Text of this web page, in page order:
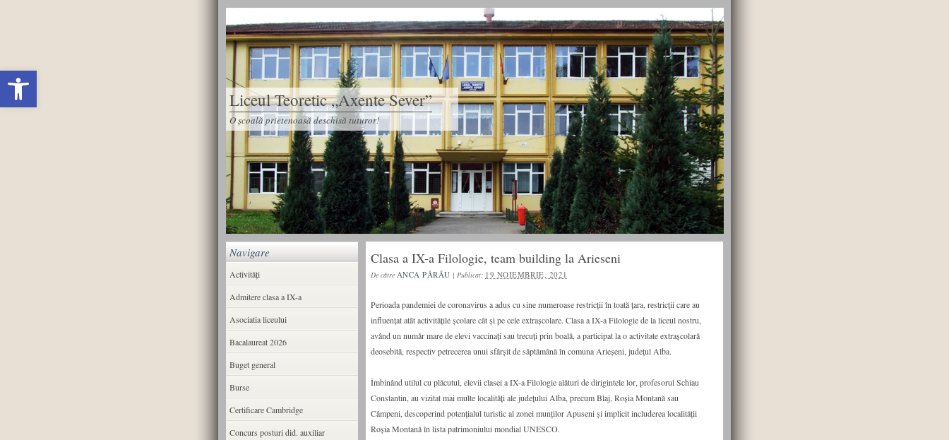
Deschide bara de unelte
Liceul Teoretic „Axente Sever”
O școală prietenoasă deschisă tuturor!
Clasa a IX-a Filologie, team building la Arieseni
De către ANCA PĂRĂU | Publicat: 19 NOIEMBRIE, 2021
Perioada pandemiei de coronavirus a adus cu sine numeroase restricții în toată țara, restricții care au
influențat atât activitățile școlare cât și pe cele extrașcolare. Clasa a IX-a Filologie de la liceul nostru,
având un număr mare de elevi vaccinați sau trecuți prin boală, a participat la o activitate extrașcolară
deosebită, respectiv petrecerea unui sfârșit de săptămână în comuna Arieșeni, județul Alba.
Îmbinând utilul cu plăcutul, elevii clasei a IX-a Filologie alături de dirigintele lor, profesorul Schiau
Constantin, au vizitat mai multe localități ale județului Alba, precum Blaj, Roșia Montană sau
Câmpeni, descoperind potențialul turistic al zonei munților Apuseni și implicit includerea localității
Roșia Montană în lista patrimoniului mondial UNESCO.
Navigare
Activități
Admitere clasa a IX-a
Asociatia liceului
Bacalaureat 2026
Buget general
Burse
Certificare Cambridge
Concurs posturi did. auxiliar